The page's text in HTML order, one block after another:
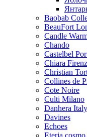
Baobab
BeauFort
Candle
Chando
Castelbel
Chiara
Christian
Collines de
Cote Noire
Culti Milano
Danhera Italy
Davines
Echoes
Eteria cosmo